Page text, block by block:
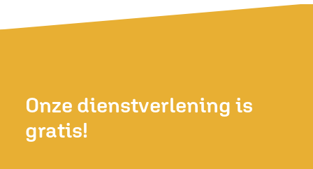
Onze dienstverlening is
gratis!